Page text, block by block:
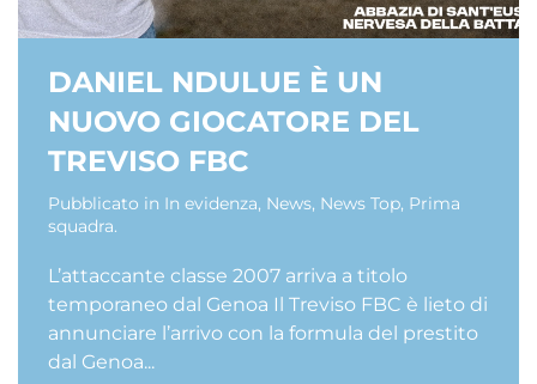
DANIEL NDULUE È UN
NUOVO GIOCATORE DEL
TREVISO FBC
Pubblicato in In evidenza, News, News Top, Prima
squadra.
L’attaccante classe 2007 arriva a titolo
temporaneo dal Genoa Il Treviso FBC è lieto di
annunciare l’arrivo con la formula del prestito
dal Genoa...